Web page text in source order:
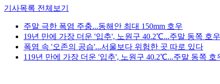
기사목록 전체보기
주말 극한 폭염 주춤...동해안 최대 150mm 호우
19년 만에 가장 더운 '입추', 노원구 40.2℃...주말 동쪽 호우
폭염 속 '오존의 공습'...서울보다 위험한 곳 따로 있다
119년 만에 가장 더운 '입추', 노원구 40.2℃...주말 동쪽 호